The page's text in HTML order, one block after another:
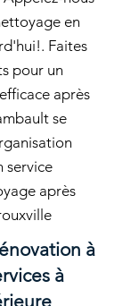
en
Faites
pour un
après
se
service
après
à
à